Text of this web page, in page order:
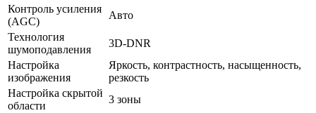
Контроль усиления
(AGC)
Авто
Технология
шумоподавления
3D-DNR
Настройка
изображения
Яркость, контрастность, насыщенность,
резкость
Настройка скрытой
области
3 зоны